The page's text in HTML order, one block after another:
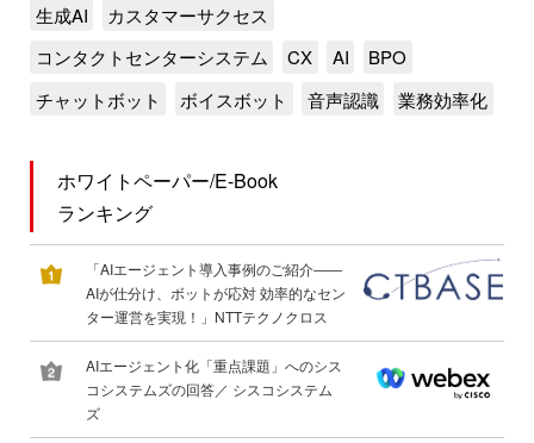
生成AI
カスタマーサクセス
コンタクトセンターシステム
CX AI
BPO
チャットボット
ボイスボット 音声認識 業務効率化
ホワイトペーパー/E-Book
ランキング
「AIエージェント導入事例のご紹介――
AIが仕分け、ボットが応対 効率的なセン
ター運営を実現！」NTTテクノクロス
AIエージェント化「重点課題」へのシス
コシステムズの回答／ シスコシステム
ズ